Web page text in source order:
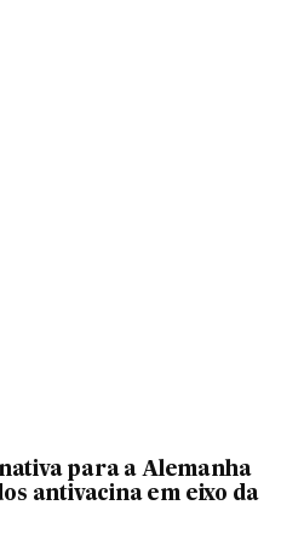
para a Alemanha
antivacina em eixo da